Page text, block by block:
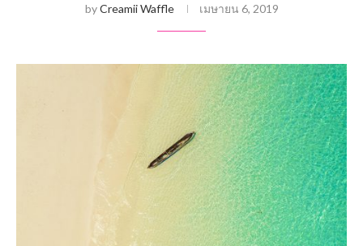
byCreamii Waffle เมษายน 6, 2019